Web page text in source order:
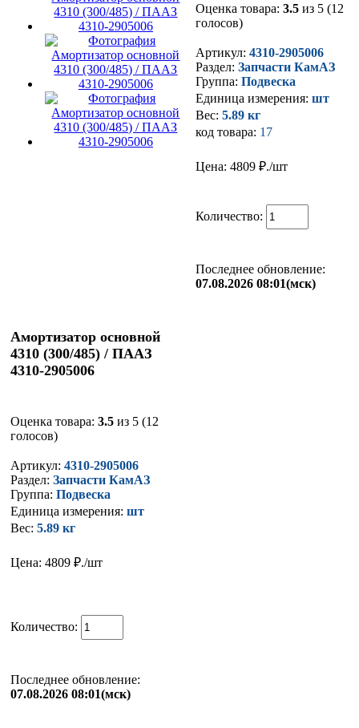
Оценка товара: 3.5 из 5 (12
голосов)
Артикул: 4310-2905006
Раздел: Запчасти КамАЗ
Группа: Подвеска
Единица измерения: шт
Вес: 5.89 кг
код товара: 17
Цена: 4809 ₽./шт
Количество:
Последнее обновление:
07.08.2026 08:01(мск)
Амортизатор основной
4310 (300/485) / ПААЗ
4310-2905006
Оценка товара: 3.5 из 5 (12
голосов)
Артикул: 4310-2905006
Раздел: Запчасти КамАЗ
Группа: Подвеска
Единица измерения: шт
Вес: 5.89 кг
Цена: 4809 ₽./шт
Количество:
Последнее обновление:
07.08.2026 08:01(мск)